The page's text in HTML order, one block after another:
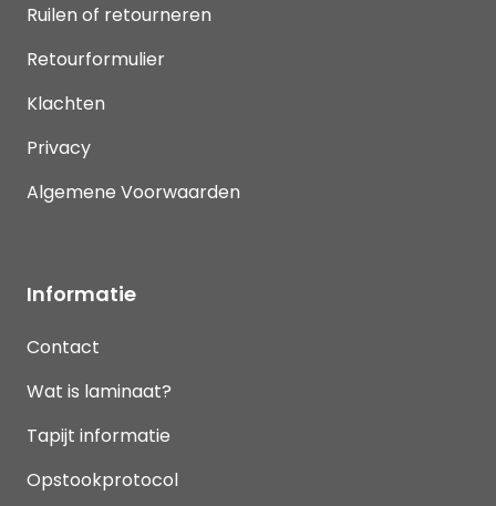
Ruilen of retourneren
Retourformulier
Klachten
Privacy
Algemene Voorwaarden
Informatie
Contact
Wat is laminaat?
Tapijt informatie
Opstookprotocol